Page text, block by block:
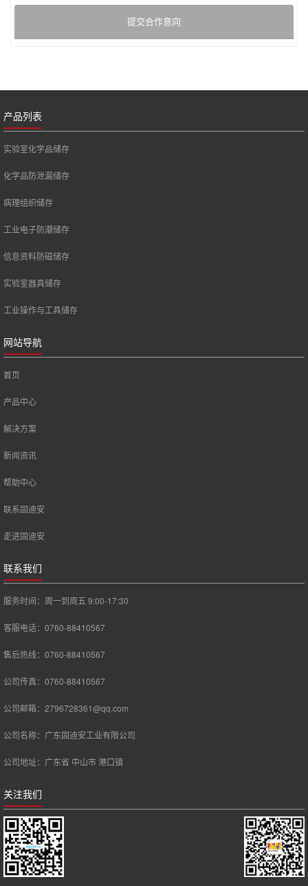
提交合作意向
产品列表
实验室化学品储存
化学品防泄漏储存
病理组织储存
工业电子防潮储存
信息资料防磁储存
实验室器具储存
工业操作与工具储存
网站导航
首页
产品中心
解决方案
新闻资讯
帮助中心
联系固迪安
走进固迪安
联系我们
服务时间：周一到周五 9:00-17:30
客服电话：0760-88410567
售后热线：0760-88410567
公司传真：0760-88410567
公司邮箱：2796728361@qq.com
公司名称：广东固迪安工业有限公司
公司地址：广东省 中山市 港口镇
关注我们